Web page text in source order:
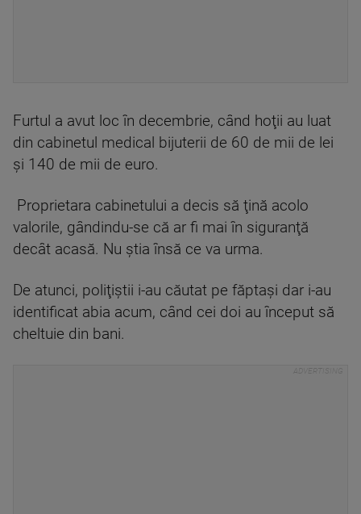
Furtul a avut loc în decembrie, când hoţii au luat
din cabinetul medical bijuterii de 60 de mii de lei
şi 140 de mii de euro.
Proprietara cabinetului a decis să ţină acolo
valorile, gândindu-se că ar fi mai în siguranţă
decât acasă. Nu știa însă ce va urma.
De atunci, poliţiştii i-au căutat pe făptaşi dar i-au
identificat abia acum, când cei doi au început să
cheltuie din bani.